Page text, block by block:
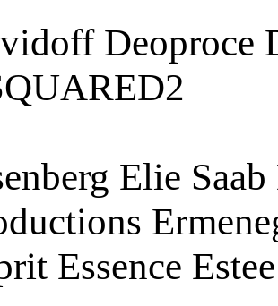
Deoproce
Elie
Essence